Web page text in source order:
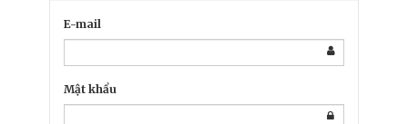
E-mail
Mật khẩu